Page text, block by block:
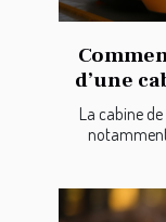
d’une
La cabine